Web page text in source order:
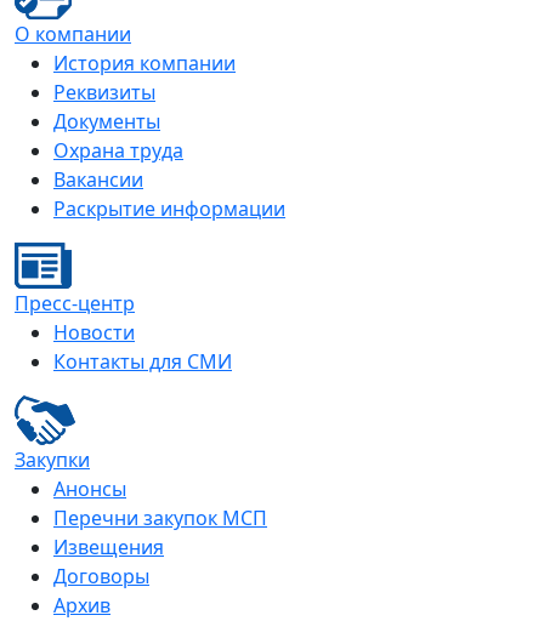
О компании
История компании
Реквизиты
Документы
Охрана труда
Вакансии
Раскрытие информации
Пресс-центр
Новости
Контакты для СМИ
Закупки
Анонсы
Перечни закупок МСП
Извещения
Договоры
Архив